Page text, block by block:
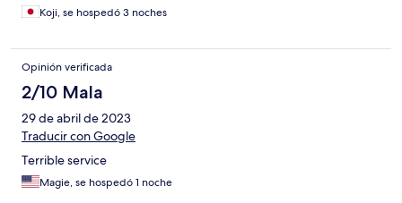
Koji, se hospedó 3 noches
Opinión verificada
2/10 Mala
29 de abril de 2023
Traducir con Google
Terrible service
Magie, se hospedó 1 noche